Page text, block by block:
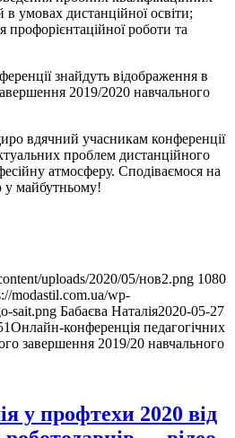
в умовах дистанційної освіти;
роботи та
знайдуть відображення в
2019/2020 навчального
вдячний учасникам конференції
проблем дистанційного
атмосферу. Сподіваємося на
у майбутньому!
uploads/2020/05/нов2.png 1080
modastil.com.ua/wp-
sait.png Бабаєва Наталія2020-05-27
Онлайн-конференція педагогічних
завершення 2019/20 навчального
у профтехи 2020 від